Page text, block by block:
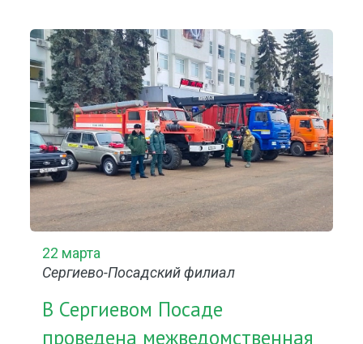
22 марта
Сергиево-Посадский филиал
В Сергиевом Посаде
проведена межведомственная